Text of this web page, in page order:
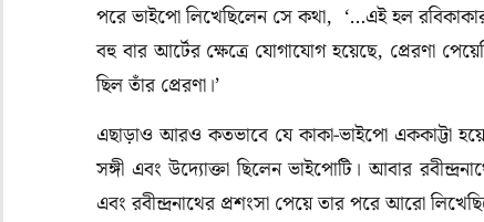
পরে ভাইপো লিখেছিলেন সে কথা, ‘…এই হল
বহু বার আর্টের ক্ষেত্রে যোগাযোগ হয়েছে, প্রেরণা
ছিল তাঁর প্রেরণা।’
এছাড়াও আরও কতভাবে যে কাকা-ভাইপো এককাট্টা
সঙ্গী এবং উদ্যোক্তা ছিলেন ভাইপোটি। আবার
এবং রবীন্দ্রনাথের প্রশংসা পেয়ে তার পরে আরো